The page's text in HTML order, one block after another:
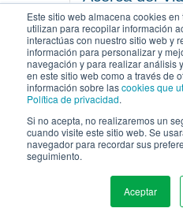
Este sitio web almacena cookies
utilizan para recopilar información
interactúas con nuestro sitio web y
información para personalizar y
navegación y para realizar análisis
en este sitio web como a través de
información sobre lascookies que
Política de privacidad.
Si no acepta, no realizaremos un
cuando visite este sitio web. Se
navegador para recordar sus
seguimiento.
Aceptar
Marketing
JUNIO 28, 2022 |15
LEE EL